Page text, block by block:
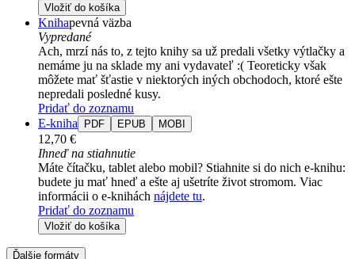
Vložiť do košíka
Knihapevná väzba
Vypredané
Ach, mrzí nás to, z tejto knihy sa už predali všetky výtlačky a
nemáme ju na sklade my ani vydavateľ :( Teoreticky však
môžete mať šťastie v niektorých iných obchodoch, ktoré ešte
nepredali posledné kusy.
Pridať do zoznamu
E-kniha
PDF EPUB MOBI
12,70 €
Ihneď na stiahnutie
Máte čítačku, tablet alebo mobil? Stiahnite si do nich e-knihu:
budete ju mať hneď a ešte aj ušetríte život stromom. Viac
informácii o e-knihách nájdete tu.
Pridať do zoznamu
Vložiť do košíka
Ďalšie formáty